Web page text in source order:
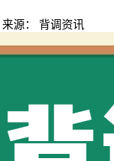
来源： 背调资讯